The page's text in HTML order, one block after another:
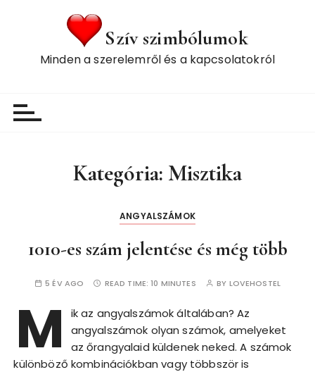
Szív szimbólumok
Minden a szerelemről és a kapcsolatokról
Kategória: Misztika
ANGYALSZÁMOK
1010-es szám jelentése és még több
5 ÉV AGO READ TIME:10 MINUTES BY LOVEHOSTEL
M
ik az angyalszámok általában? Az
angyalszámok olyan számok, amelyeket
az őrangyalaid küldenek neked. A számok
különböző kombinációkban vagy többször is